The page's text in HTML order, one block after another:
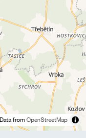
Data from OpenStreetMap